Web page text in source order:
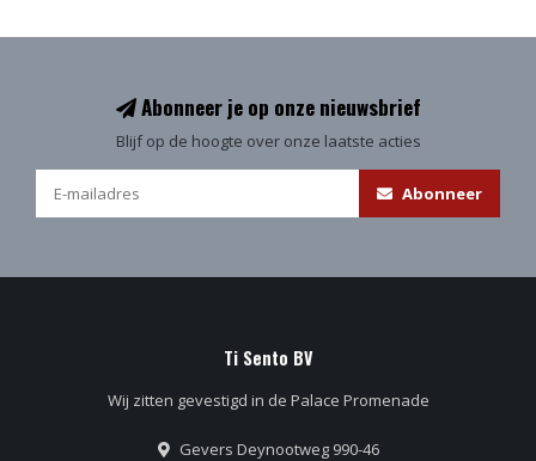
Abonneer je op onze nieuwsbrief
Blijf op de hoogte over onze laatste acties
Abonneer
Ti Sento BV
Wij zitten gevestigd in de Palace Promenade
Gevers Deynootweg 990-46